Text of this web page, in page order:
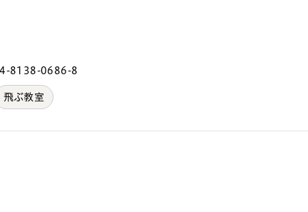
8138-0686-8
飛ぶ教室